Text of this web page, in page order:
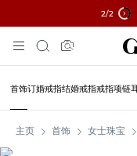
2/2
到
内
搜
首饰订婚戒指结婚戒指戒指项链
主页 首饰 女士珠宝